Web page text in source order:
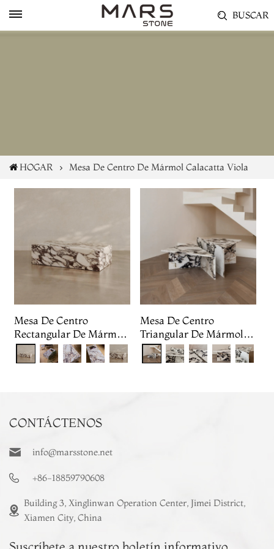
BUSCAR
HOGAR Mesa De Centro De Mármol Calacatta Viola
Mesa De Centro
Rectangular De Mármol
Calacatta Viola
Mesa De Centro
Triangular De Mármol
Calacatta Viola
CONTÁCTENOS
info@marsstone.net
+86-18859790608
Building 3, Xinglinwan Operation Center, Jimei District,
Xiamen City, China